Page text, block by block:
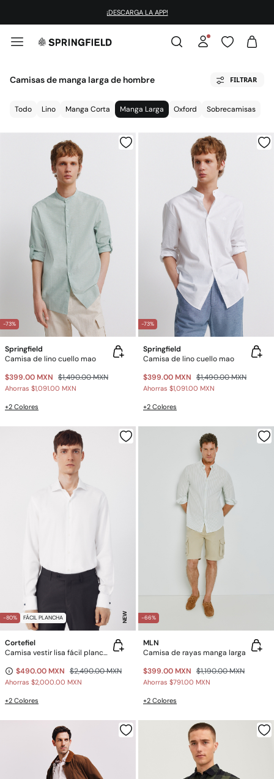
¡DESCARGA LA APP!
Camisas de manga larga de hombre FILTRAR
Todo Lino Manga Corta Manga Larga Oxford Sobrecamisas
-73%
Springfield
Camisa de lino cuello mao
$399.00 MXN $1,490.00 MXN
Ahorras $1,091.00 MXN
+2 Colores
-73%
Springfield
Camisa de lino cuello mao
$399.00 MXN $1,490.00 MXN
Ahorras $1,091.00 MXN
+2 Colores
-80% FÁCIL PLANCHA NEW
Cortefiel
Camisa vestir lisa fácil plancha
$490.00 MXN $2,490.00 MXN
Ahorras $2,000.00 MXN
+2 Colores
-66%
MLN
Camisa de rayas manga larga
$399.00 MXN $1,190.00 MXN
Ahorras $791.00 MXN
+2 Colores